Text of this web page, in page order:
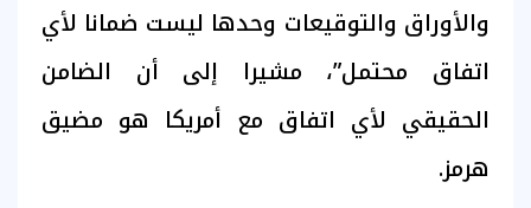
والأوراق والتوقيعات وحدها ليست ضمانا لأي
اتفاق محتمل”، مشيرا إلى أن الضامن
الحقيقي لأي اتفاق مع أمريكا هو مضيق
هرمز.